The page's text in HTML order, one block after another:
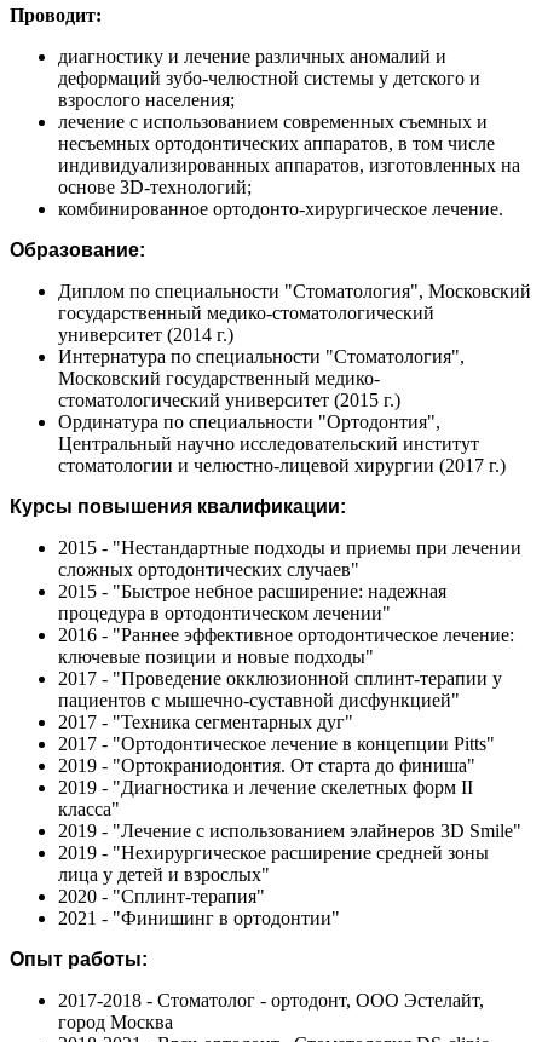
Проводит:
диагностику и лечение различных аномалий и
деформаций зубо-челюстной системы у детского и
взрослого населения;
лечение с использованием современных съемных и
несъемных ортодонтических аппаратов, в том числе
индивидуализированных аппаратов, изготовленных на
основе 3D-технологий;
комбинированное ортодонто-хирургическое лечение.
Образование:
Диплом по специальности "Стоматология", Московский
государственный медико-стоматологический
университет (2014 г.)
Интернатура по специальности "Стоматология",
Московский государственный медико-
стоматологический университет (2015 г.)
Ординатура по специальности "Ортодонтия",
Центральный научно исследовательский институт
стоматологии и челюстно-лицевой хирургии (2017 г.)
Курсы повышения квалификации:
2015 - "Нестандартные подходы и приемы при лечении
сложных ортодонтических случаев"
2015 - "Быстрое небное расширение: надежная
процедура в ортодонтическом лечении"
2016 - "Раннее эффективное ортодонтическое лечение:
ключевые позиции и новые подходы"
2017 - "Проведение окклюзионной сплинт-терапии у
пациентов с мышечно-суставной дисфункцией"
2017 - "Техника сегментарных дуг"
2017 - "Ортодонтическое лечение в концепции Pitts"
2019 - "Ортокраниодонтия. От старта до финиша"
2019 - "Диагностика и лечение скелетных форм II
класса"
2019 - "Лечение с использованием элайнеров 3D Smile"
2019 - "Нехирургическое расширение средней зоны
лица у детей и взрослых"
2020 - "Сплинт-терапия"
2021 - "Финишинг в ортодонтии"
Опыт работы:
2017-2018 - Стоматолог - ортодонт, ООО Эстелайт,
город Москва